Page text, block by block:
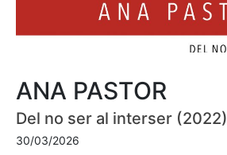
ANA PASTOR
Del no ser al interser (2022)
30/03/2026